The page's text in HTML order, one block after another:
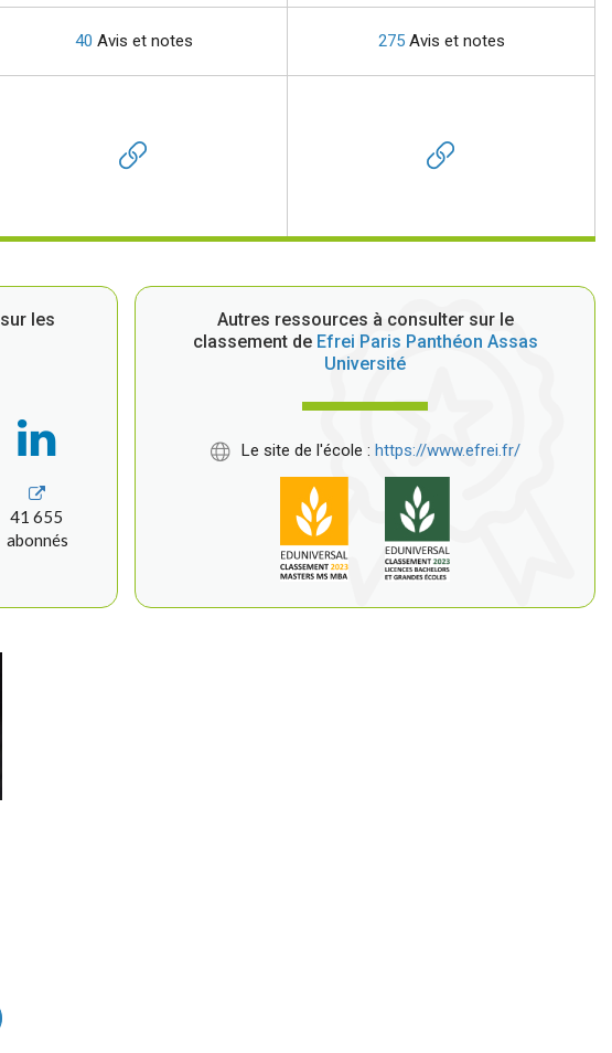
40 Avis et notes 275Avis et notes
sur les
41 655
abonnés
Autres ressources à consulter sur le
classement deEfrei Paris Panthéon Assas
Université
Le site de l'école : https://www.efrei.fr/